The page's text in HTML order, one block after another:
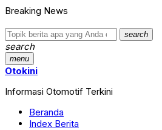
Breaking News
search
search
menu
Otokini
Informasi Otomotif Terkini
Beranda
Index Berita